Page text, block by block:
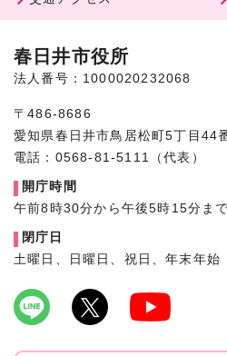
春日井市役所
法人番号：1000020232068
〒486-8686
愛知県春日井市鳥居松町5丁目44
電話：0568-81-5111（代表）
開庁時間
午前8時30分から午後5時15分まで
閉庁日
土曜日、日曜日、祝日、年末年始